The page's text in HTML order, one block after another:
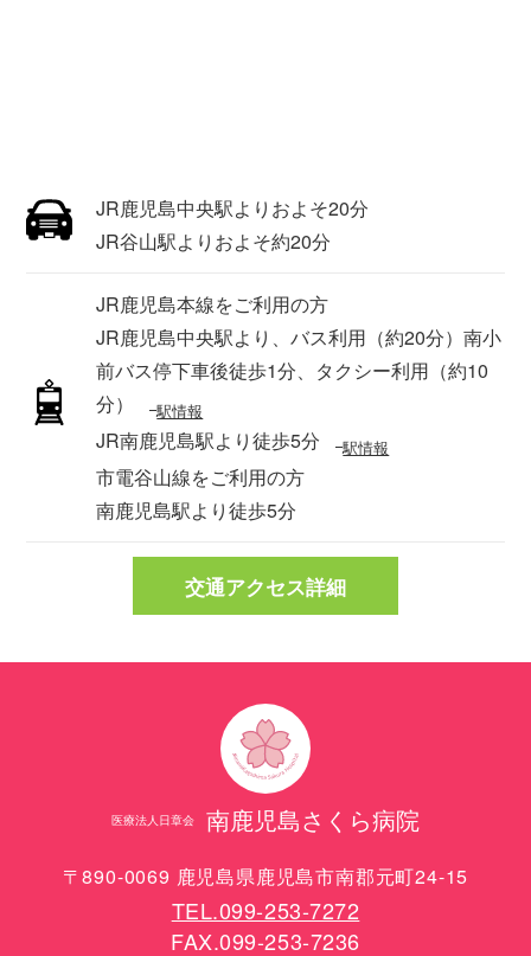
JR鹿児島中央駅よりおよそ20分
JR谷山駅よりおよそ約20分
JR鹿児島本線をご利用の方
JR鹿児島中央駅より、バス利用（約20分）南小
前バス停下車後徒歩1分、タクシー利用（約10
分）
駅情報
JR南鹿児島駅より徒歩5分 駅情報
市電谷山線をご利用の方
南鹿児島駅より徒歩5分
交通アクセス詳細
医療法人日章会 南鹿児島さくら病院
〒890-0069 鹿児島県鹿児島市南郡元町24-15
TEL.099-253-7272
FAX.099-253-7236